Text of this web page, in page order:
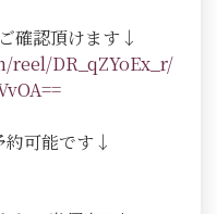
確認頂けます↓
DR_qZYoEx_r/
可能です↓